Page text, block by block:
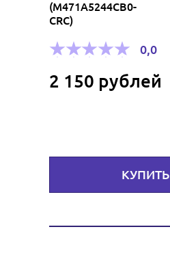
(M471A5244CB0-
CRC)
0,0
2 150 рублей
КУПИТЬ